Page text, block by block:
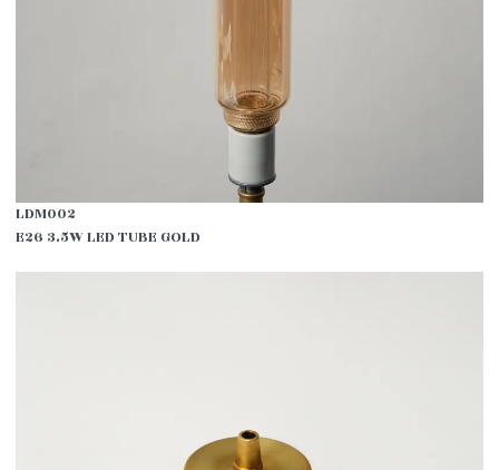
LDM002
E26 3.5W LED TUBE GOLD